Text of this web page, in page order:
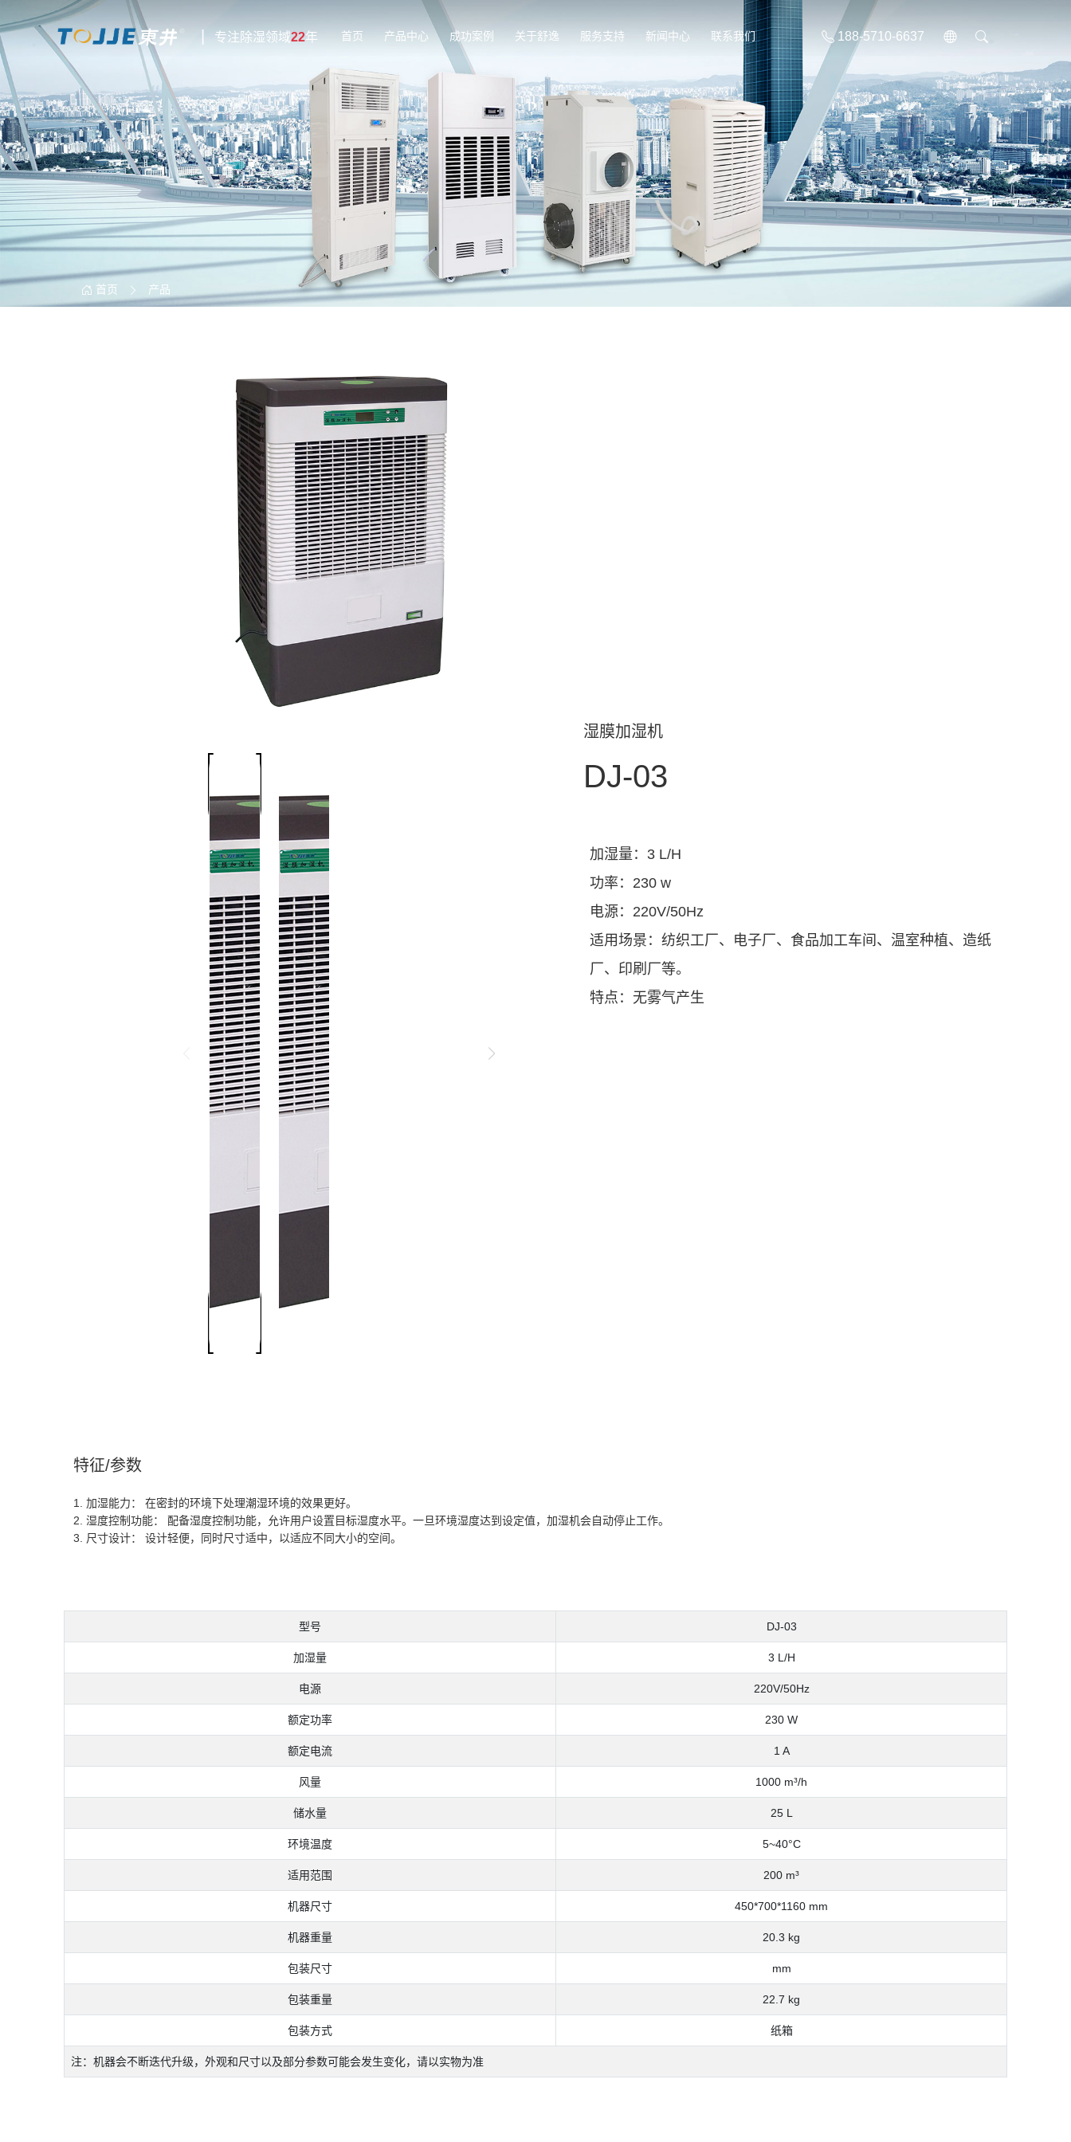
专注除湿领域22年 首页 产品中心 成功案例 关于舒逸 服务支持 新闻中心 联系我们 188-5710-6637
首页 产品
湿膜加湿机
DJ-03
加湿量：3 L/H
功率：230 w
电源：220V/50Hz
适用场景： 纺织工厂、电子厂、食品加工车间、温室种植、造纸
厂、印刷厂等。
特点：无雾气产生
特征/参数
1. 加湿能力： 在密封的环境下处理潮湿环境的效果更好。
2. 湿度控制功能： 配备湿度控制功能，允许用户设置目标湿度水平。一旦环境湿度达到设定值，加湿机会自动停止工作。
3. 尺寸设计： 设计轻便，同时尺寸适中，以适应不同大小的空间。
型号 DJ-03
加湿量 3 L/H
电源 220V/50Hz
额定功率 230 W
额定电流 1 A
风量 1000 m³/h
储水量 25 L
环境温度 5~40°C
适用范围 200 m³
机器尺寸 450*700*1160 mm
机器重量 20.3 kg
包装尺寸 mm
包装重量 22.7 kg
包装方式 纸箱
注：机器会不断迭代升级，外观和尺寸以及部分参数可能会发生变化，请以实物为准